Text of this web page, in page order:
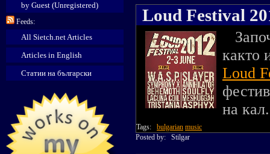
by Guest (Unregistered)
Feeds:
All Sietch.net Articles
Articles in English
Статии на български
Loud Festival
както
Loud
на
Tags: bulgarian music
Posted by: Stilgar